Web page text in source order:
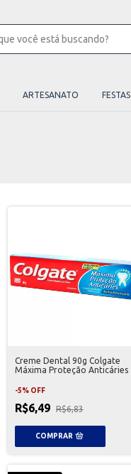
ARTESANATO FESTAS
Creme Dental 90g Colgate
Máxima Proteção Anticáries
-5% OFF
R$6,49 R$6,83